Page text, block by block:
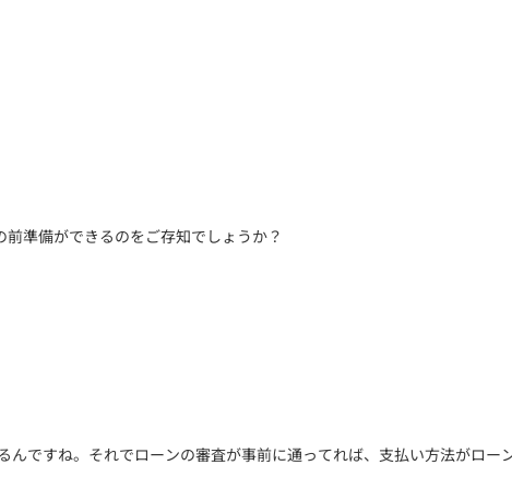
準備ができるのをご存知でしょうか？
ですね。それでローンの審査が事前に通ってれば、支払い方法がロ